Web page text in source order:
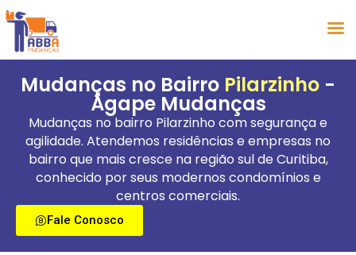
Mudanças no Bairro Pilarzinho -
Ágape Mudanças
Mudanças no bairro Pilarzinho com segurança e
agilidade. Atendemos residências e empresas no
bairro que mais cresce na região sul de Curitiba,
conhecido por seus modernos condomínios e
centros comerciais.
Fale Conosco